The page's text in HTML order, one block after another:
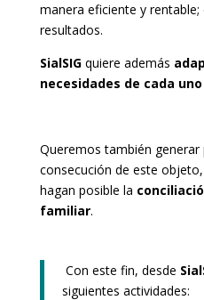
manera eficiente y
resultados.
SialSIGquiere además
necesidades de cada
Queremos también
consecución de este
hagan posible la
familiar.
Con este fin, desde
siguientes actividades: